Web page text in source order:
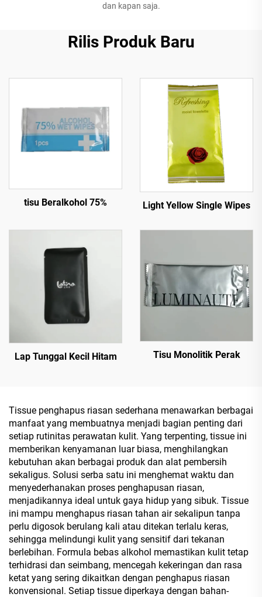
dan kapan saja.
Rilis Produk Baru
tisu Beralkohol 75% Light Yellow Single Wipes
Lap Tunggal Kecil Hitam Tisu Monolitik Perak
Tissue penghapus riasan sederhana menawarkan berbagai
manfaat yang membuatnya menjadi bagian penting dari
setiap rutinitas perawatan kulit. Yang terpenting, tissue ini
memberikan kenyamanan luar biasa, menghilangkan
kebutuhan akan berbagai produk dan alat pembersih
sekaligus. Solusi serba satu ini menghemat waktu dan
menyederhanakan proses penghapusan riasan,
menjadikannya ideal untuk gaya hidup yang sibuk. Tissue
ini mampu menghapus riasan tahan air sekalipun tanpa
perlu digosok berulang kali atau ditekan terlalu keras,
sehingga melindungi kulit yang sensitif dari tekanan
berlebihan. Formula bebas alkohol memastikan kulit tetap
terhidrasi dan seimbang, mencegah kekeringan dan rasa
ketat yang sering dikaitkan dengan penghapus riasan
konvensional. Setiap tissue diperkaya dengan bahan-